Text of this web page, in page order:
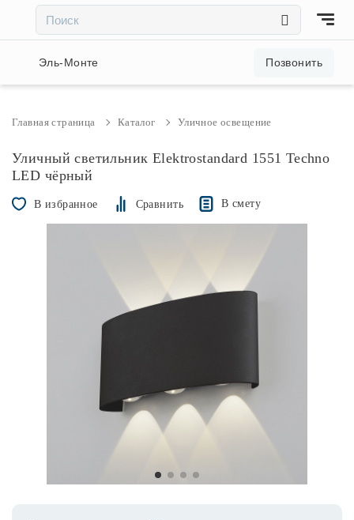
Акции и скидки
Светильники
Бра
Трековые системы
Уличное освещение
Розетки и выключатели
Эль-Монте Позвонить
Главная страница Каталог Уличное освещение
Уличный светильник Elektrostandard 1551 Techno
LED чёрный
В избранное Сравнить В смету
1 2 3
××